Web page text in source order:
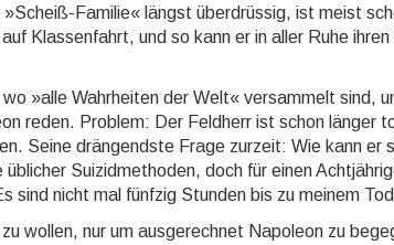
Fa­mi­lie« längst über­drüs­sig, ist meist
Klas­sen­fahrt, und so kann er in aller Ruhe
»alle Wahr­hei­ten der Welt« ver­sam­melt sind,
reden. Problem: Der Feld­herr ist schon länger
Seine drän­gendste Frage zurzeit: Wie kann er
Sui­zid­me­tho­den, doch für einen
sind nicht mal fünfzig Stunden bis zu meinem
wollen, nur um aus­ge­rech­net Napo­leon zu